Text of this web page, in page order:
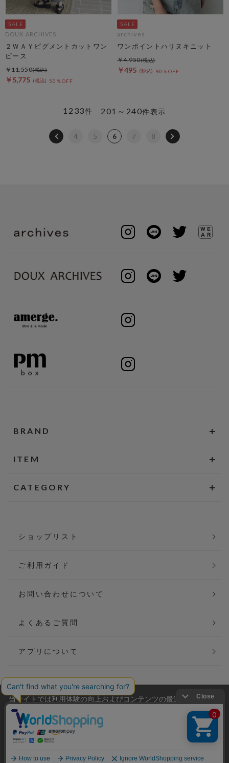
DOUX ARCHIVES
２ＷＡＹピグメントカットワン
ピース
￥5,775 50％OFF
￥11,550
archives
ワンポイントハリヌキニット
￥495 90％OFF
￥4,950
201～240件表示
1233件
4 5 6 7 8
BRAND
ITEM
CATEGORY
ショップリスト
ご利用ガイド
お問い合わせについて
よくあるご質問
アプリについて
会社概要
ご利用規約
当サイトでは利用体験の向上およびコンテンツの最適な提供、ト
ラフィックの分析を目的としてCookieを使用しています。
サイトの閲覧を継続された場合、Cookieの利用に同意したことも
のといたします。
詳細については
をご確認ください。
承諾する